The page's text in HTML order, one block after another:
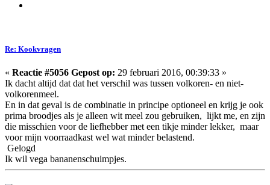
Re: Kookvragen
« Reactie #5056 Gepost op: 29 februari 2016, 00:39:33 »
Ik dacht altijd dat dat het verschil was tussen volkoren- en niet-
volkorenmeel.
En in dat geval is de combinatie in principe optioneel en krijg je ook
prima broodjes als je alleen wit meel zou gebruiken, lijkt me, en zijn
die misschien voor de liefhebber met een tikje minder lekker, maar
voor mijn voorraadkast wel wat minder belastend.
Gelogd
Ik wil vega bananenschuimpjes.